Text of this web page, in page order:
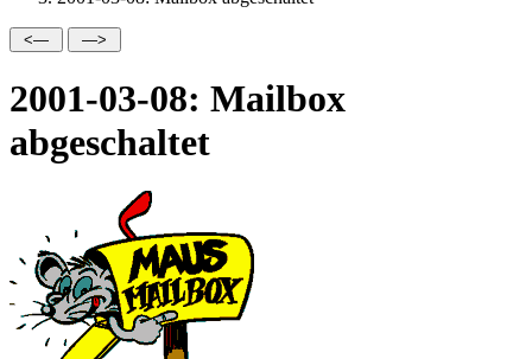
2001-03-08: Mailbox
abgeschaltet